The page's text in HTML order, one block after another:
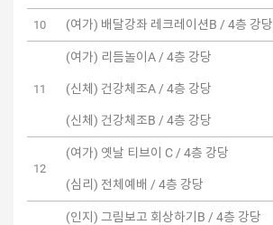
10 (여가) 배달강좌 레크레이션B / 4층 강당
11
(여가) 리듬놀이A / 4층 강당
(신체) 건강체조A / 4층 강당
(신체) 건강체조B / 4층 강당
12
(여가) 옛날 티브이 C / 4층 강당
(심리) 전체예배 / 4층 강당
(인지) 그림보고 회상하기B / 4층 강당